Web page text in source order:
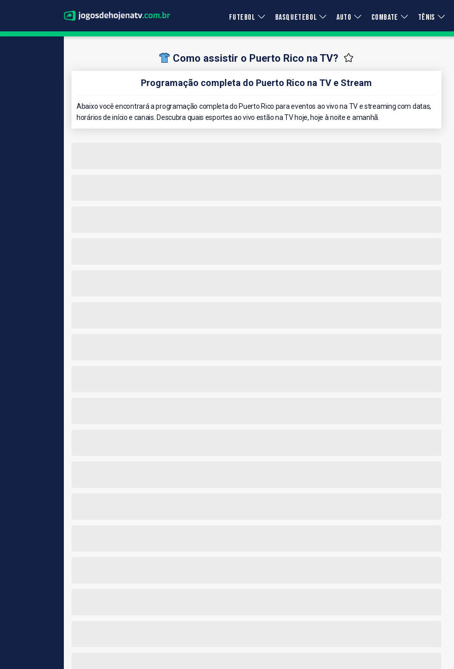
FUTEBOL BASQUETEBOL AUTO COMBATE TÊNIS
Como assistir o Puerto Rico na TV?
Programação completa do Puerto Rico na TV e Stream
Abaixo você encontrará a programação completa do Puerto Rico para eventos ao vivo na TV e streaming com datas,
horários de início e canais. Descubra quais esportes ao vivo estão na TV hoje, hoje à noite e amanhã.